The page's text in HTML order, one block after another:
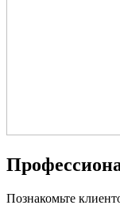
Познакомьте